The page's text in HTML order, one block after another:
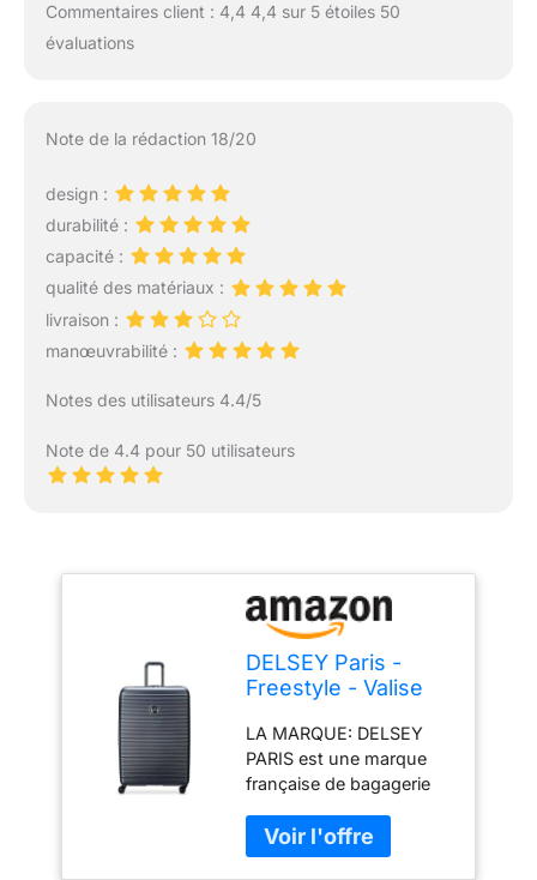
Commentaires client : 4,4 4,4 sur 5 étoiles 50
évaluations
Note de la rédaction 18/20
design :
durabilité :
capacité :
qualité des matériaux :
livraison :
manœuvrabilité :
Notes des utilisateurs 4.4/5
Note de 4.4 pour 50 utilisateurs
DELSEY Paris -
Freestyle - Valise
x 55 cm x 34 cm -
131 L - XXL -
Graphite
LA MARQUE: DELSEY
PARIS est une marque
française de bagagerie
reconnue pour ses
designs élégants et le